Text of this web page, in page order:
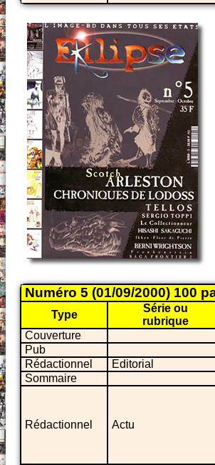
Numéro 5 (01/09/2000) 100
Type
Série ou
rubrique
Couverture
Pub
Rédactionnel
Editorial
Sommaire
Rédactionnel Actu